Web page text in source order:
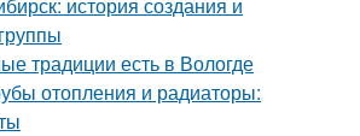
традиции есть в Вологде
отопления и радиаторы: